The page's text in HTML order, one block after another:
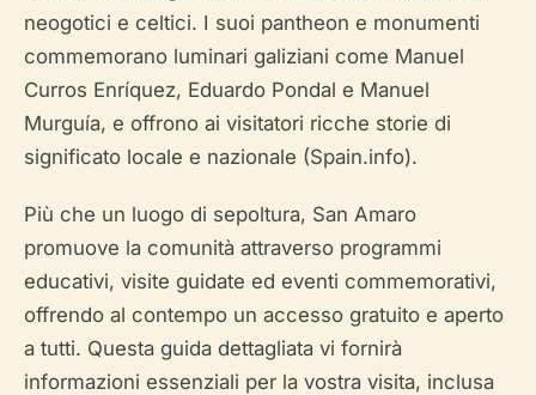
neogotici e celtici. I suoi pantheon e monumenti
commemorano luminari galiziani come Manuel
Curros Enríquez, Eduardo Pondal e Manuel
Murguía, e offrono ai visitatori ricche storie di
significato locale e nazionale (Spain.info).
Più che un luogo di sepoltura, San Amaro
promuove la comunità attraverso programmi
educativi, visite guidate ed eventi commemorativi,
offrendo al contempo un accesso gratuito e aperto
a tutti. Questa guida dettagliata vi fornirà
informazioni essenziali per la vostra visita, inclusa